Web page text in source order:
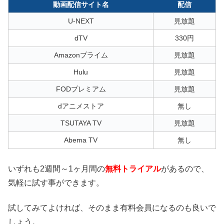
動画配信サイト名 配信
U-NEXT 見放題
dTV 330円
Amazonプライム 見放題
Hulu 見放題
FODプレミアム 見放題
dアニメストア 無し
TSUTAYA TV 見放題
Abema TV 無し
いずれも2週間～1ヶ月間の無料トライアルがあるので、
気軽に試す事ができます。
試してみてよければ、そのまま有料会員になるのも良いで
しょう。